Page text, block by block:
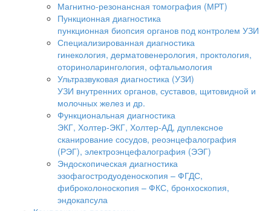
Магнитно-резонансная томография (МРТ)
Пункционная диагностика
пункционная биопсия органов под контролем УЗИ
Специализированная диагностика
гинекология, дерматовенерология, проктология,
оториноларингология, офтальмология
Ультразвуковая диагностика (УЗИ)
УЗИ внутренних органов, суставов, щитовидной и
молочных желез и др.
Функциональная диагностика
ЭКГ, Холтер-ЭКГ, Холтер-АД, дуплексное
сканирование сосудов, реоэнцефалография
(РЭГ), электроэнцефалография (ЭЭГ)
Эндоскопическая диагностика
эзофагостродуоденоскопия – ФГДС,
фиброколоноскопия – ФКС, бронхоскопия,
эндокапсула